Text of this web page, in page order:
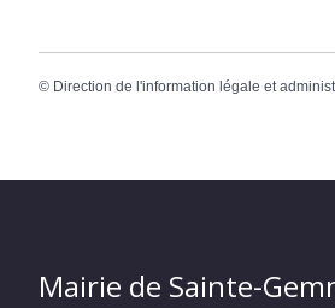
© Direction de l'information légale et
Mairie de Sainte-